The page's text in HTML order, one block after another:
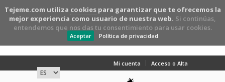
Tejeme.com utiliza cookiespara garantizar que te ofrecemos la
mejor experiencia como usuario de nuestra web. Si continúas,
entendemos que nos das tu consentimiento para usar cookies.
Aceptar Política de privacidad
Mi cuenta Acceso o Alta